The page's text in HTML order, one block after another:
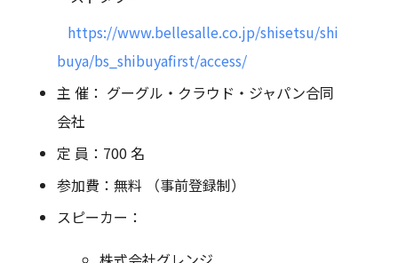
https://www.bellesalle.co.jp/shisetsu/shi
buya/bs_shibuyafirst/access/
主 催： グーグル・クラウド・ジャパン合同
会社
定 員：700 名
参加費：無料 （事前登録制）
スピーカー：